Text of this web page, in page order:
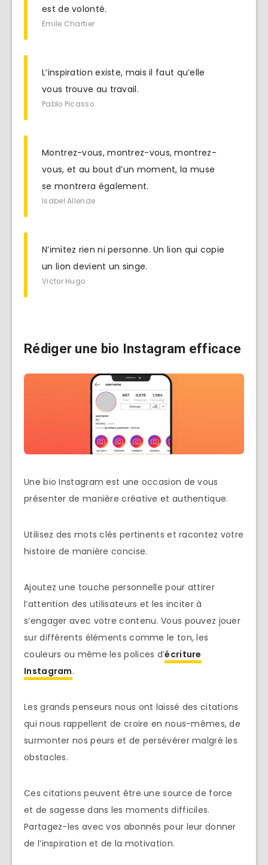
est de volonté.
Emile Chartier
L’inspiration existe, mais il faut qu’elle
vous trouve au travail.
Pablo Picasso
Montrez-vous, montrez-vous, montrez-
vous, et au bout d’un moment, la muse
se montrera également.
Isabel Allende
N’imitez rien ni personne. Un lion qui copie
un lion devient un singe.
Victor Hugo
Rédiger une bio Instagram efficace
Une bio Instagram est une occasion de vous
présenter de manière créative et authentique.
Utilisez des mots clés pertinents et racontez votre
histoire de manière concise.
Ajoutez une touche personnelle pour attirer
l’attention des utilisateurs et les inciter à
s’engager avec votre contenu. Vous pouvez jouer
sur différents éléments comme le ton, les
couleurs ou même les polices d’écriture
Instagram.
Les grands penseurs nous ont laissé des citations
qui nous rappellent de croire en nous-mêmes, de
surmonter nos peurs et de persévérer malgré les
obstacles.
Ces citations peuvent être une source de force
et de sagesse dans les moments difficiles.
Partagez-les avec vos abonnés pour leur donner
de l’inspiration et de la motivation.